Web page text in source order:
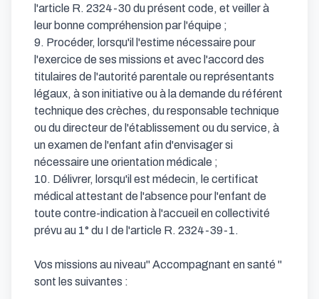
l'article R. 2324-30 du présent code, et veiller à
leur bonne compréhension par l'équipe ;
9. Procéder, lorsqu'il l'estime nécessaire pour
l'exercice de ses missions et avec l'accord des
titulaires de l'autorité parentale ou représentants
légaux, à son initiative ou à la demande du référent
technique des crèches, du responsable technique
ou du directeur de l'établissement ou du service, à
un examen de l'enfant afin d'envisager si
nécessaire une orientation médicale ;
10. Délivrer, lorsqu'il est médecin, le certificat
médical attestant de l'absence pour l'enfant de
toute contre-indication à l'accueil en collectivité
prévu au 1° du I de l'article R. 2324-39-1.
Vos missions au niveau" Accompagnant en santé "
sont les suivantes :